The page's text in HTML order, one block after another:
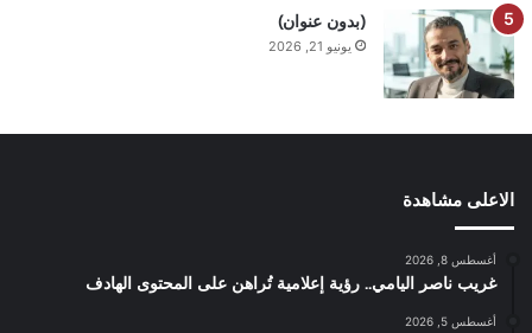
(بدون عنوان)
يونيو 21, 2026
الاعلى مشاهدة
أغسطس 8, 2026
غريب ناصر اليامي.. رؤية إعلامية تُراهن على المحتوى الهادف
أغسطس 5, 2026